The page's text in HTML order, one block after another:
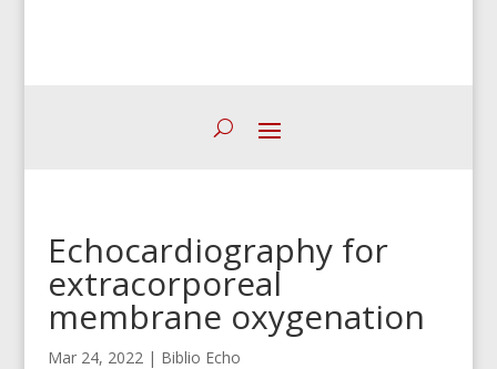
Echocardiography for
extracorporeal
membrane oxygenation
Mar 24, 2022 | Biblio Echo